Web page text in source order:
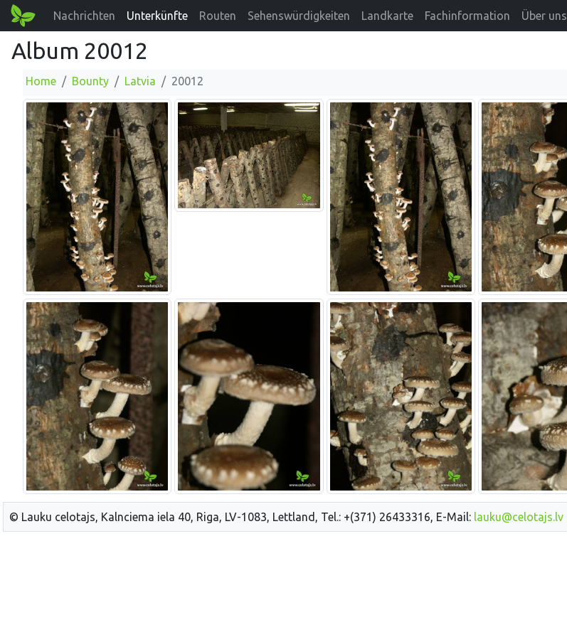
Nachrichten Unterkünfte Routen Sehenswürdigkeiten Landkarte Fachinformation Über uns
Album 20012
Home Bounty Latvia 20012
© Lauku celotajs, Kalnciema iela 40, Riga, LV-1083, Lettland, Tel.: +(371) 26433316, E-Mail: lauku@celotajs.lv